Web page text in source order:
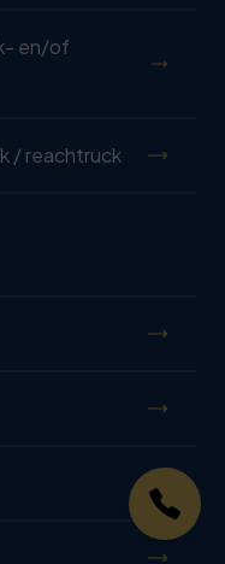
en/of
/ reachtruck